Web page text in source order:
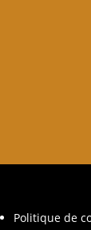
Politique de